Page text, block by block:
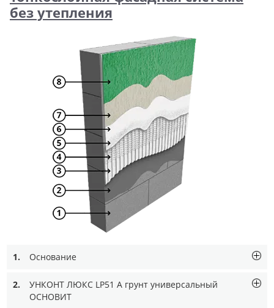
без утепления
1. Основание
2.
УНКОНТ ЛЮКС LP51 A грунт универсальный
ОСНОВИТ